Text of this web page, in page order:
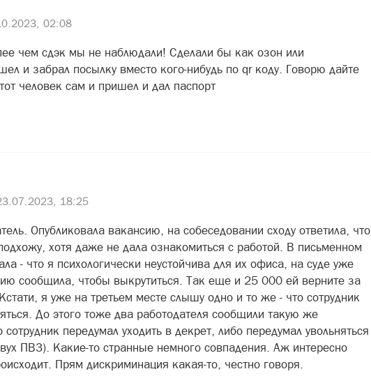
02:08
чем сдэк мы не наблюдали! Сделали бы как озон или
и забрал посылку вместо кого-нибудь по qr коду. Говорю дайте
человек сам и пришел и дал паспорт
18:25
Опубликовала вакансию, на собеседовании сходу ответила, что
хотя даже не дала ознакомиться с работой. В письменном
- что я психологически неустойчива для их офиса, на суде уже
сообщила, чтобы выкрутиться. Так еще и 25 000 ей верните за
я уже на третьем месте слышу одно и то же - что сотрудник
До этого тоже два работодателя сообщили такую же
передумал уходить в декрет, либо передумал увольняться
ПВЗ). Какие-то странные немного совпадения. Аж интересно
Прям дискриминация какая-то, честно говоря.